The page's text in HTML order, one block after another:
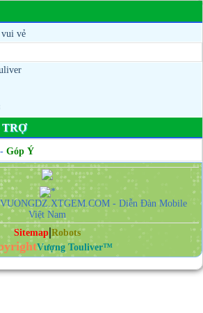
vui vẻ
- Góp Ý
Sitemap|Robots
Vượng Touliver™